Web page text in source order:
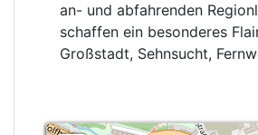
an- und abfahrenden
schaffen ein besonderes
Großstadt, Sehnsucht,